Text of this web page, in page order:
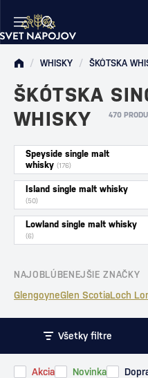
/ WHISKY / ŠKÓTSKA
ŠKÓTSKA
WHISKY
470
Speyside single malt
whisky (176)
Island single malt whisky
(50)
Lowland single malt whisky
(6)
NAJOBLÚBENEJŠIE ZNAČKY
GlengoyneGlen ScotiaLoch
Všetky filtre
Akcia Novinka